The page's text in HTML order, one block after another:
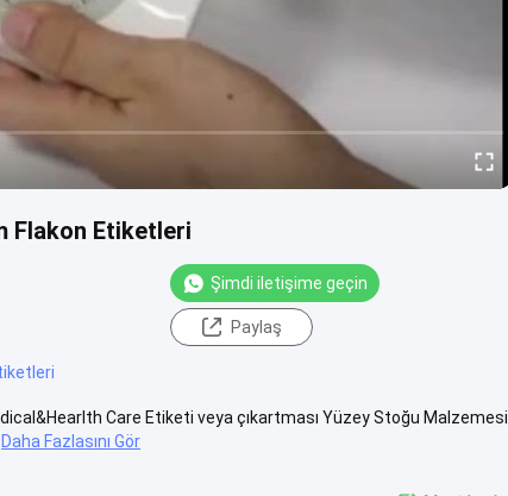
Flakon Etiketleri
Şimdi iletişime geçin
Paylaş
Care Etiketi veya çıkartması Yüzey Stoğu Malzemesi
Daha Fazlasını Gör